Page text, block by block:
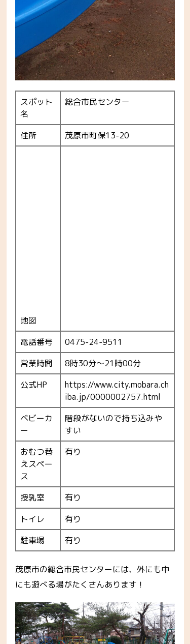
スポット
名
総合市民センター
住所 茂原市町保13-20
地図
電話番号
0475-24-9511
営業時間
8時30分～21時00分
公式HP
https://www.city.mobara.ch
iba.jp/0000002757.html
ベビーカ
ー
階段がないので持ち込みや
すい
おむつ替
えスペー
ス
有り
授乳室
有り
トイレ
有り
駐車場
有り
茂原市の総合市民センターには、外にも中
にも遊べる場がたくさんあります！